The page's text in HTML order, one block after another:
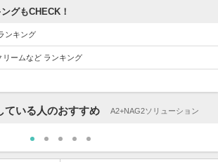
グもCHECK！
ンキング
ームなど ランキング
ている人のおすすめ A2+NAG2ソリューション